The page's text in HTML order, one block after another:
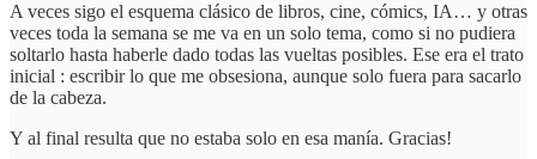
A veces sigo el esquema clásico de libros, cine, cómics, IA… y otras
veces toda la semana se me va en un solo tema, como si no pudiera
soltarlo hasta haberle dado todas las vueltas posibles. Ese era el trato
inicial : escribir lo que me obsesiona, aunque solo fuera para sacarlo
de la cabeza.
Y al final resulta que no estaba solo en esa manía. Gracias!